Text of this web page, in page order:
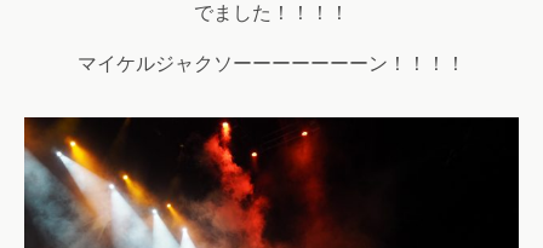
でました！！！！
マイケルジャクソーーーーーーーン！！！！